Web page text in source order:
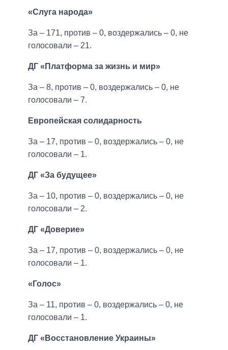
«Слуга народа»
За – 171, против – 0, воздержались – 0, не
голосовали – 21.
ДГ «Платформа за жизнь и мир»
За – 8, против – 0, воздержались – 0, не
голосовали – 7.
Европейская солидарность
За – 17, против – 0, воздержались – 0, не
голосовали – 1.
ДГ «За будущее»
За – 10, против – 0, воздержались – 0, не
голосовали – 2.
ДГ «Доверие»
За – 17, против – 0, воздержались – 0, не
голосовали – 1.
«Голос»
За – 11, против – 0, воздержались – 0, не
голосовали – 1.
ДГ «Восстановление Украины»